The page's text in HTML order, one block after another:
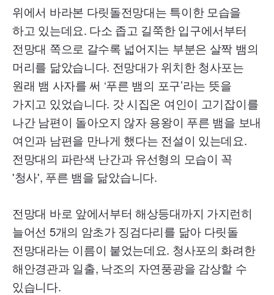
위에서 바라본 다릿돌전망대는 특이한 모습을
하고 있는데요. 다소 좁고 길쭉한 입구에서부터
전망대 쪽으로 갈수록 넓어지는 부분은 살짝 뱀의
머리를 닮았습니다. 전망대가 위치한 청사포는
원래 뱀 사자를 써 ‘푸른 뱀의 포구’라는 뜻을
가지고 있었습니다. 갓 시집온 여인이 고기잡이를
나간 남편이 돌아오지 않자 용왕이 푸른 뱀을 보내
여인과 남편을 만나게 했다는 전설이 있는데요.
전망대의 파란색 난간과 유선형의 모습이 꼭
'청사', 푸른 뱀을 닮았습니다.
전망대 바로 앞에서부터 해상등대까지 가지런히
늘어선 5개의 암초가 징검다리를 닮아 다릿돌
전망대라는 이름이 붙었는데요. 청사포의 화려한
해안경관과 일출, 낙조의 자연풍광을 감상할 수
있습니다.